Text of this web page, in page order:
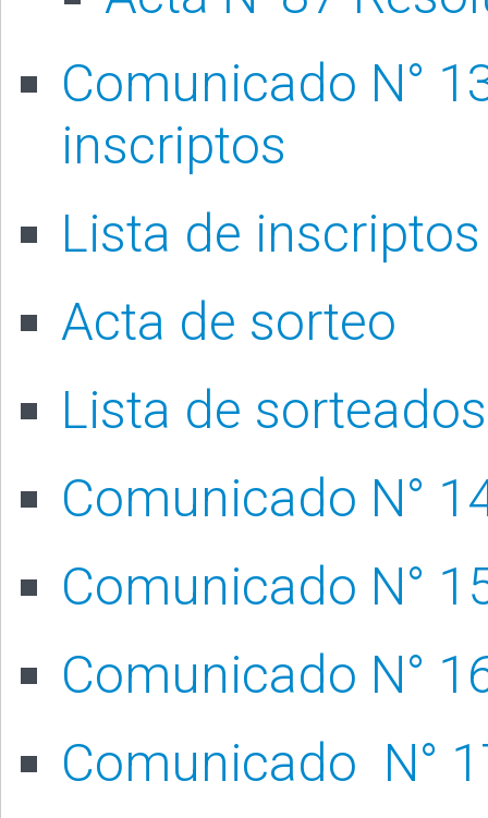
Comunicado N°
inscriptos
Lista de inscriptos
Acta de sorteo
Lista de sorteados
Comunicado N°
Comunicado N°
Comunicado N°
Comunicado N°